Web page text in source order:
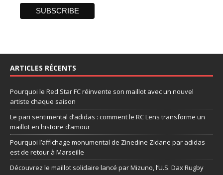
ARTICLES RÉCENTS
Pourquoi le Red Star FC réinvente son maillot avec un nouvel
artiste chaque saison
Le pari sentimental d’adidas : comment le RC Lens transforme un
maillot en histoire d’amour
Pourquoi l’affichage monumental de Zinedine Zidane par adidas
est de retour à Marseille
Découvrez le maillot solidaire lancé par Mizuno, l’U.S. Dax Rugby